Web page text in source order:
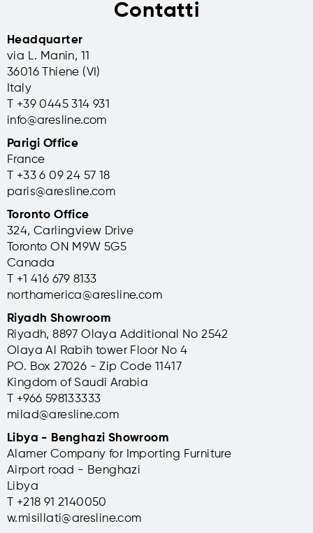
Contatti
Headquarter
via L. Manin, 11
36016 Thiene (VI)
Italy
T +39 0445 314 931
info@aresline.com
Parigi Office
France
T +33 6 09 24 57 18
paris@aresline.com
Toronto Office
324, Carlingview Drive
Toronto ON M9W 5G5
Canada
T +1 416 679 8133
northamerica@aresline.com
Riyadh Showroom
Riyadh, 8897 Olaya Additional No 2542
Olaya Al Rabih tower Floor No 4
PO. Box 27026 - Zip Code 11417
Kingdom of Saudi Arabia
T +966 598133333
milad@aresline.com
Libya - Benghazi Showroom
Alamer Company for Importing Furniture
Airport road - Benghazi
Libya
T +218 91 2140050
w.misillati@aresline.com